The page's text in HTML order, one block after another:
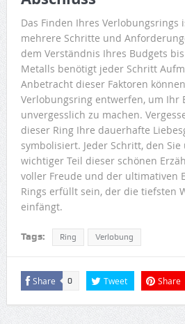
Das Finden Ihres Verlobungsrings
mehrere Schritte und
dem Verständnis Ihres Budgets
Metalls benötigt jeder Schritt
Anbetracht dieser Faktoren
Verlobungsring entwerfen, um Ihr
unvergesslich zu machen.
dieser Ring Ihre dauerhafte
symbolisiert. Jeder Schritt, den
wichtiger Teil dieser schönen
voller Freude und der ultimativen
Rings erfüllt sein, der die tiefsten
einfängt.
Tags: Ring Verlobung
Share 0 Tweet Share